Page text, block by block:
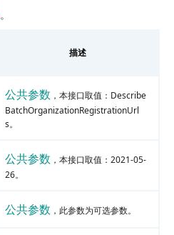
。
描述
公共参数 ，本接口取值：Describe
BatchOrganizationRegistrationUrl
s。
公共参数 ，本接口取值：2021-05-
26。
公共参数 ，此参数为可选参数。